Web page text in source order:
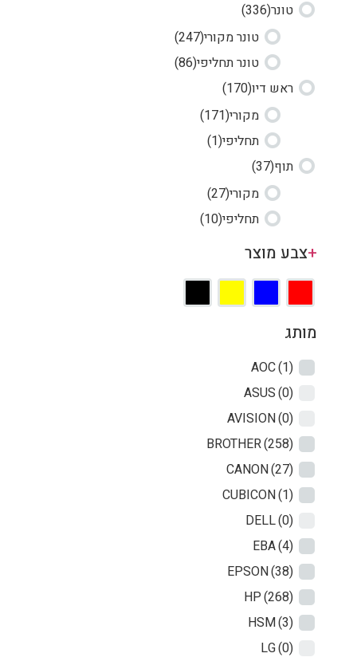
טונר(336)
טונר מקורי(247)
טונר תחליפי(86)
ראש דיו(170)
מקורי(171)
תחליפי(1)
תוף(37)
מקורי(27)
תחליפי(10)
צבע מוצר+
מותג
AOC(1)
ASUS(0)
AVISION(0)
BROTHER(258)
CANON(27)
CUBICON(1)
DELL(0)
EBA(4)
EPSON(38)
HP(268)
HSM(3)
LG(0)